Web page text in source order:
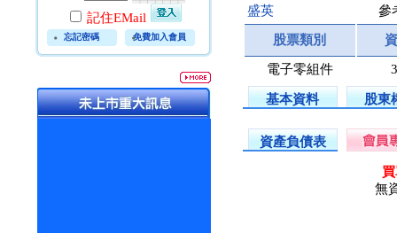
記住EMail
忘記密碼 免費加入會員
盛英 參
股票類別
電子零組件
基本資料 股東
資產負債表
無